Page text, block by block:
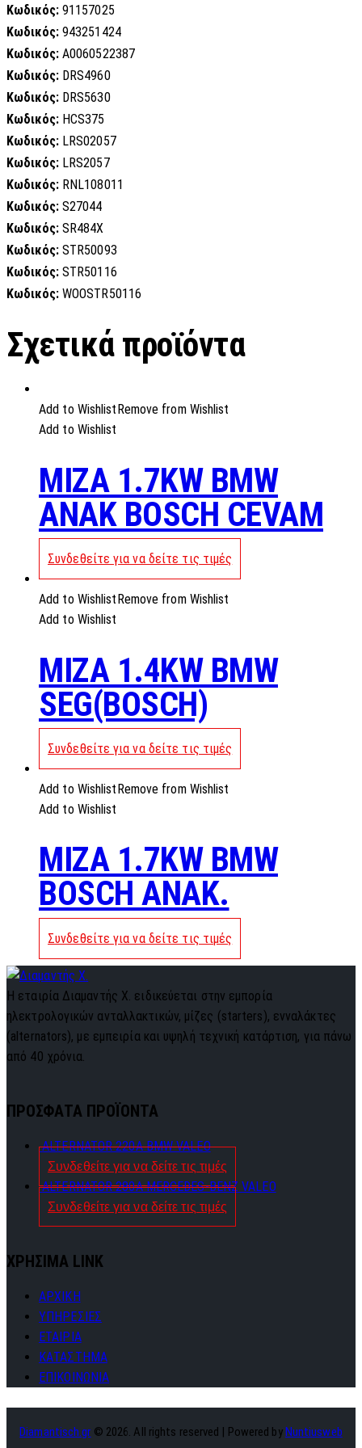
Κωδικός: 91157025
Κωδικός: 943251424
Κωδικός: A0060522387
Κωδικός: DRS4960
Κωδικός: DRS5630
Κωδικός: HCS375
Κωδικός: LRS02057
Κωδικός: LRS2057
Κωδικός: RNL108011
Κωδικός: S27044
Κωδικός: SR484X
Κωδικός: STR50093
Κωδικός: STR50116
Κωδικός: WOOSTR50116
Σχετικά προϊόντα
Add to Wishlist Remove from Wishlist
Add to Wishlist
MIZA 1.7KW BMW
ANAK BOSCH CEVAM
Συνδεθείτε για να δείτε τις τιμές
Add to Wishlist Remove from Wishlist
Add to Wishlist
MIZA 1.4KW BMW
SEG(BOSCH)
Συνδεθείτε για να δείτε τις τιμές
Add to Wishlist Remove from Wishlist
Add to Wishlist
MIZA 1.7KW BMW
BOSCH ANAK.
Συνδεθείτε για να δείτε τις τιμές
Η εταιρία Διαμαντής Χ. ειδικεύεται στην εμπορία
ηλεκτρολογικών ανταλλακτικών, μίζες (starters), ενναλάκτες
(alternators), με εμπειρία και υψηλή τεχνική κατάρτιση, για πάνω
από 40 χρόνια.
ΠΡΟΣΦΑΤΑ ΠΡΟΪΟΝΤΑ
ALTERNATOR 220A BMW VALEO
Συνδεθείτε για να δείτε τις τιμές
ALTERNATOR 280A MERCEDES-BENZ VALEO
Συνδεθείτε για να δείτε τις τιμές
ΧΡΗΣΙΜΑ LINK
ΑΡΧΙΚΗ
ΥΠΗΡΕΣΙΕΣ
ΕΤΑΙΡΙΑ
ΚΑΤΑΣΤΗΜΑ
ΕΠΙΚΟΙΝΩΝΙΑ
Diamantisch.gr © 2026. All rights reserved | Powered by Nuntiusweb